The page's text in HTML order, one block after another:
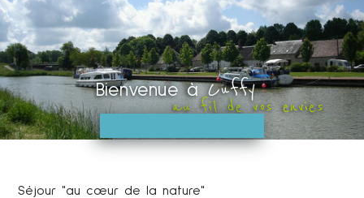
Bienvenue à Cuffy
au fil de vos envies
Séjour "au cœur de la nature"